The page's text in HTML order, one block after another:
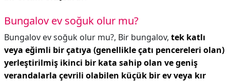
Bungalov ev soğuk olur mu?
Bungalov ev soğuk olur mu?, Bir bungalov, tek katlı
veya eğimli bir çatıya (genellikle çatı pencereleri olan)
yerleştirilmiş ikinci bir kata sahip olan ve geniş
verandalarla çevrili olabilen küçük bir ev veya kır